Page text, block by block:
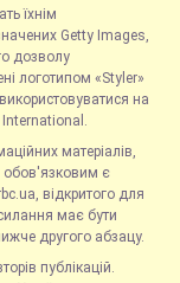
їхнім
Getty Images,
дозволу
логотипом «Styler»
на
матеріалів,
обов'язковим є
відкритого для
має бути
другого абзацу.
публікацій.